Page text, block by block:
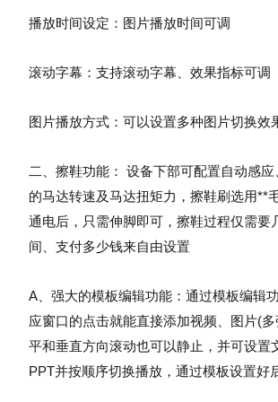
播放时间设定：图片播放时间可调
滚动字幕：支持滚动字幕、效果指标可调
图片播放方式：可以设置多种图片切换效
二、擦鞋功能： 设备下部可配置自动感
的马达转速及马达扭矩力，擦鞋刷选用**
通电后，只需伸脚即可，擦鞋过程仅需
间、支付多少钱来自由设置
A、强大的模板编辑功能：通过模板编辑
应窗口的点击就能直接添加视频、图片(
平和垂直方向滚动也可以静止，并可设
PPT并按顺序切换播放，通过模板设置好